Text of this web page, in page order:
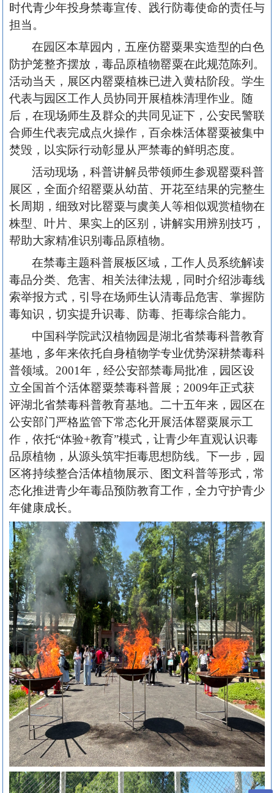
时代青少年投身禁毒宣传、践行防毒使命的责任与
担当。
在园区本草园内，五座仿罂粟果实造型的白色
防护笼整齐摆放，毒品原植物罂粟在此规范陈列。
活动当天，展区内罂粟植株已进入黄枯阶段。学生
代表与园区工作人员协同开展植株清理作业。随
后，在现场师生及群众的共同见证下，公安民警联
合师生代表完成点火操作，百余株活体罂粟被集中
焚毁，以实际行动彰显从严禁毒的鲜明态度。
活动现场，科普讲解员带领师生参观罂粟科普
展区，全面介绍罂粟从幼苗、开花至结果的完整生
长周期，细致对比罂粟与虞美人等相似观赏植物在
株型、叶片、果实上的区别，讲解实用辨别技巧，
帮助大家精准识别毒品原植物。
在禁毒主题科普展板区域，工作人员系统解读
毒品分类、危害、相关法律法规，同时介绍涉毒线
索举报方式，引导在场师生认清毒品危害、掌握防
毒知识，切实提升识毒、防毒、拒毒综合能力。
中国科学院武汉植物园是湖北省禁毒科普教育
基地，多年来依托自身植物学专业优势深耕禁毒科
普领域。 2001年，经公安部禁毒局批准，园区设
立全国首个活体罂粟禁毒科普展；2009年正式获
评湖北省禁毒科普教育基地。二十五年来，园区在
公安部门严格监管下常态化开展活体罂粟展示工
作，依托“体验+教育”模式，让青少年直观认识毒
品原植物，从源头筑牢拒毒思想防线。下一步，园
区将持续整合活体植物展示、图文科普等形式，常
态化推进青少年毒品预防教育工作，全力守护青少
年健康成长。